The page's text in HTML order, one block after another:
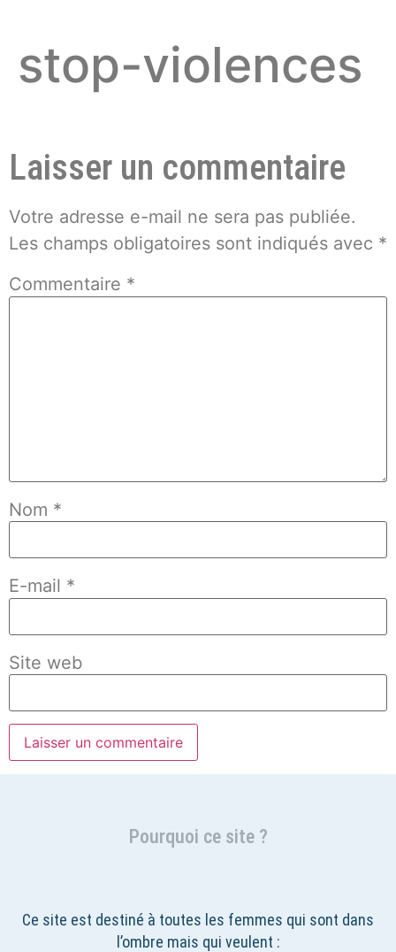
stop-violences
Laisser un commentaire
Votre adresse e-mail ne sera pas publiée.
Les champs obligatoires sont indiqués avec *
Commentaire *
Nom *
E-mail *
Site web
Pourquoi ce site ?
Ce site est destiné à toutes les femmes qui sont dans
l’ombre mais qui veulent :